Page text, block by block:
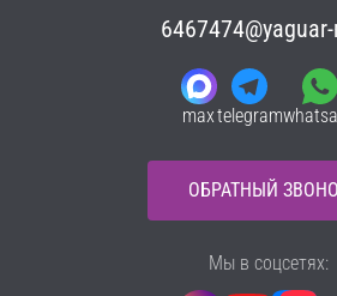
maxtelegram
ОБРАТНЫЙ
Мы в соцсетях: